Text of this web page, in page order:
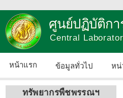
ศูนย์ปฏิบัติกา
Central
หน้าแรก ข้อมูลทั่วไป หน่
ทรัพยากรพืชพรรณฯ